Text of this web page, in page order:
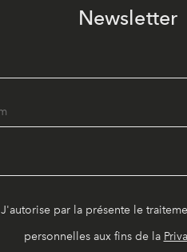
Newsletter
J'autorise par la présente le
personnelles aux fins de la